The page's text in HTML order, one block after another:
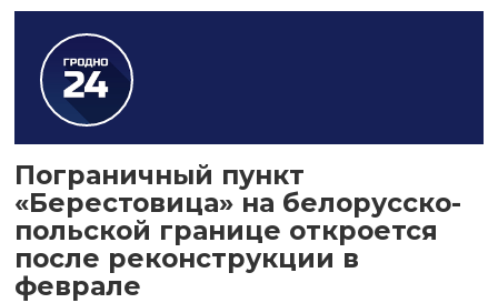
Пограничный пункт
«Берестовица» на белорусско-
польской границе откроется
после реконструкции в
феврале